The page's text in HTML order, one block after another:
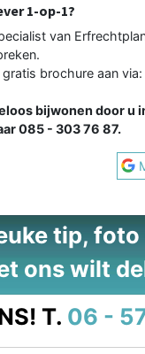
1-op-1?
van
brochure aan via:
bijwonen door u
085 - 303 76 87.
tip,
ons wilt
T. 06 -